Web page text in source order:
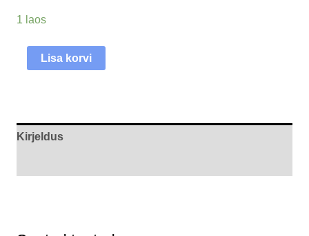
1 laos
Lisa korvi
Kirjeldus